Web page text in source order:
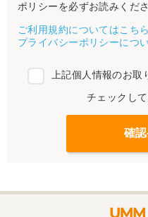
ポリシーを必ずお読みくださ
ご利用規約についてはこちら
プライバシーポリシーにつ
上記個人情報のお取
チェックし